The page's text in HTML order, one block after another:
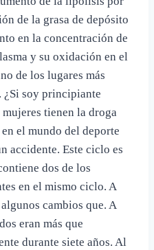
de la grasa de depósito
en la concentración de
y su oxidación en el
de los lugares más
¿Si soy principiante
tienen la droga
el mundo del deporte
accidente. Este ciclo es
dos de los
en el mismo ciclo. A
cambios que. A
eran más que
durante siete años. Al